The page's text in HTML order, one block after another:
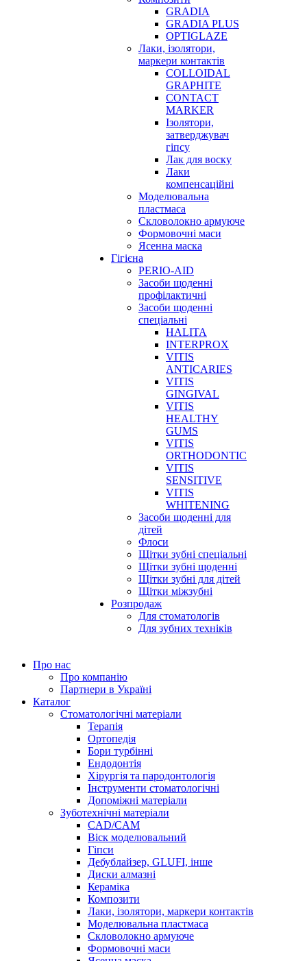
GRADIA
GRADIA PLUS
OPTIGLAZE
Лаки, ізолятори,
маркери контактів
COLLOIDAL
GRAPHITE
CONTACT
MARKER
Ізолятори,
затверджувач
гіпсу
Лак для воску
Лаки
компенсаційні
Моделювальна
пластмаса
Скловолокно армуюче
Формовочні маси
Ясенна маска
Гігієна
PERIO-AID
Засоби щоденні
профілактичні
Засоби щоденні
спеціальні
HALITA
INTERPROX
VITIS
ANTICARIES
VITIS
GINGIVAL
VITIS
HEALTHY
GUMS
VITIS
ORTHODONTIC
VITIS
SENSITIVE
VITIS
WHITENING
Засоби щоденні для
дітей
Флоси
Щітки зубні спеціальні
Щітки зубні щоденні
Щітки зубні для дітей
Щітки міжзубні
Розпродаж
Для стоматологів
Для зубних техніків
Про нас
Про компанію
Партнери в Україні
Каталог
Стоматологічні матеріали
Терапія
Ортопедія
Бори турбінні
Ендодонтія
Хірургія та пародонтологія
Інструменти стоматологічні
Допоміжні матеріали
Зуботехнічні матеріали
CAD/CAM
Віск моделювальний
Гіпси
Дебублайзер, GLUFI, інше
Диски алмазні
Кераміка
Композити
Лаки, ізолятори, маркери контактів
Моделювальна пластмаса
Скловолокно армуюче
Формовочні маси